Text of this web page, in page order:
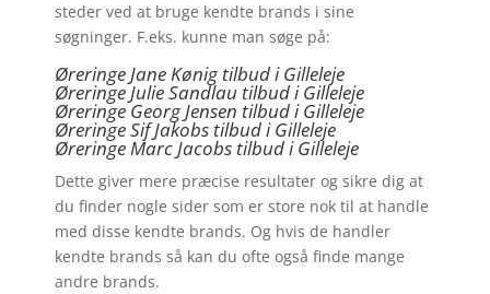
steder ved at bruge kendte brands i sine
søgninger. F.eks. kunne man søge på:
Øreringe Jane Kønig tilbud i Gilleleje
Øreringe Julie Sandlau tilbud i Gilleleje
Øreringe Georg Jensen tilbud i Gilleleje
ØreringeSif Jakobs tilbud i Gilleleje
Øreringe Marc Jacobs tilbud i Gilleleje
Dette giver mere præcise resultater og sikre dig at
du finder nogle sider som er store nok til at handle
med disse kendte brands. Og hvis de handler
kendte brands så kan du ofte også finde mange
andre brands.